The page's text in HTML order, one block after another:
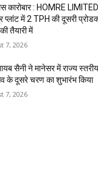
कारोबार : HOMRE LIMITED
प्लांट में 2 TPH की दूसरी
तैयारी में
7, 2026
सैनी ने मानेसर में राज्य
के दूसरे चरण का शुभारंभ किया
7, 2026